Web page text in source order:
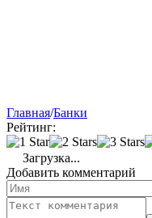
Главная/Банки
Рейтинг:
Загрузка...
Добавить комментарий